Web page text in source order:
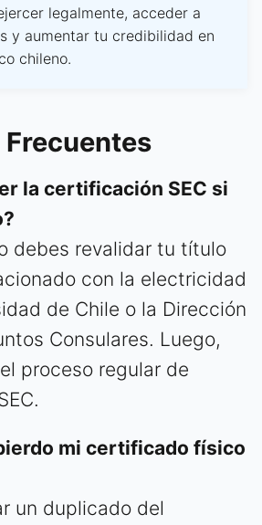
legalmente, acceder a
y aumentar tu credibilidad en
chileno.
la certificación SEC si
debes revalidar tu título
con la electricidad
de Chile o la Dirección
Consulares. Luego,
proceso regular de
mi certificado físico
un duplicado del